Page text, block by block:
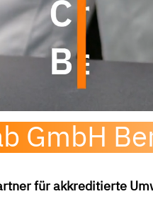
GmbH
für akkreditierte